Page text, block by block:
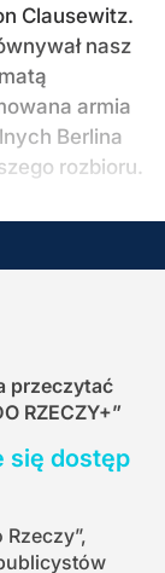
Clausewitz.
nasz
armia
Berlina
rozbioru.
przeczytać
RZECZY+”
się dostęp